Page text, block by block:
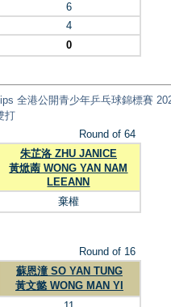
6
4
0
全港公開青少年乒乓球錦標賽
打
Round of 64
朱芷洛 ZHU JANICE
黃焮萳 WONG YAN NAM
LEEANN
棄權
Round of 16
蘇恩潼 SO YAN TUNG
黃文懿 WONG MAN YI